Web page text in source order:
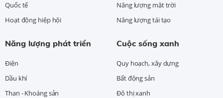
Quốc tế
Hoạt động hiệp hội
Năng lượng mặt trời
Năng lượng tái tạo
Năng lượng phát triển
Điện
Dầu khí
Than - Khoáng sản
Cuộc sống xanh
Quy hoạch, xây dựng
Bất động sản
Đô thị xanh